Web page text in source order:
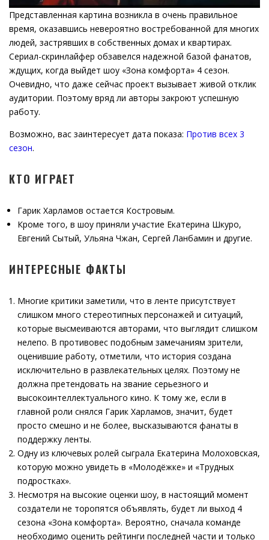
Представленная картина возникла в очень правильное
время, оказавшись невероятно востребованной для многих
людей, застрявших в собственных домах и квартирах.
Сериал-скринлайфер обзавелся надежной базой фанатов,
ждущих, когда выйдет шоу «Зона комфорта» 4 сезон.
Очевидно, что даже сейчас проект вызывает живой отклик
аудитории. Поэтому вряд ли авторы закроют успешную
работу.
Возможно, вас заинтересует дата показа: Против всех 3
сезон.
КТО ИГРАЕТ
Гарик Харламов остается Костровым.
Кроме того, в шоу приняли участие Екатерина Шкуро,
Евгений Сытый, Ульяна Чжан, Сергей Ланбамин и другие.
ИНТЕРЕСНЫЕ ФАКТЫ
Многие критики заметили, что в ленте присутствует
слишком много стереотипных персонажей и ситуаций,
которые высмеиваются авторами, что выглядит слишком
нелепо. В противовес подобным замечаниям зрители,
оценившие работу, отметили, что история создана
исключительно в развлекательных целях. Поэтому не
должна претендовать на звание серьезного и
высокоинтеллектуального кино. К тому же, если в
главной роли снялся Гарик Харламов, значит, будет
просто смешно и не более, высказываются фанаты в
поддержку ленты.
Одну из ключевых ролей сыграла Екатерина Молоховская,
которую можно увидеть в «Молодёжке» и «Трудных
подростках».
Несмотря на высокие оценки шоу, в настоящий момент
создатели не торопятся объявлять, будет ли выход 4
сезона «Зона комфорта». Вероятно, сначала команде
необходимо оценить рейтинги последней части и только